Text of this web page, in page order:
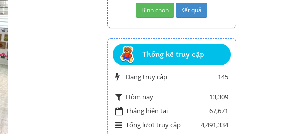
Thống kê truy cập
Đang truy cập 145
Hôm nay
13,309
Tháng hiện tại
67,671
Tổng lượt truy cập
4,491,334